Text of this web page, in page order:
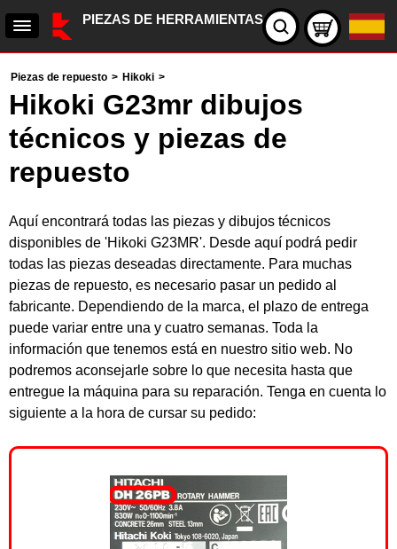
PIEZAS DE HERRAMIENTAS
Piezas de repuesto > Hikoki >
Hikoki G23mr dibujos
técnicos y piezas de
repuesto
Aquí encontrará todas las piezas y dibujos técnicos
disponibles de 'Hikoki G23MR'. Desde aquí podrá pedir
todas las piezas deseadas directamente. Para muchas
piezas de repuesto, es necesario pasar un pedido al
fabricante. Dependiendo de la marca, el plazo de entrega
puede variar entre una y cuatro semanas. Toda la
información que tenemos está en nuestro sitio web. No
podremos aconsejarle sobre lo que necesita hasta que
entregue la máquina para su reparación. Tenga en cuenta lo
siguiente a la hora de cursar su pedido: